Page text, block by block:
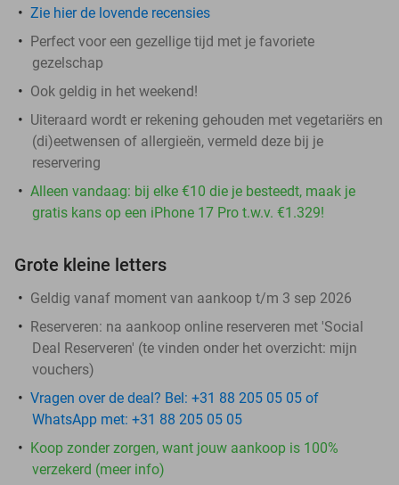
Zie hier de lovende recensies
Perfect voor een gezellige tijd met je favoriete
gezelschap
Ook geldig in het weekend!
Uiteraard wordt er rekening gehouden met vegetariërs en
(di)eetwensen of allergieën, vermeld deze bij je
reservering
Alleen vandaag: bij elke €10 die je besteedt, maak je
gratis kans op een iPhone 17 Pro t.w.v. €1.329!
Grote kleine letters
Geldig vanaf moment van aankoop t/m 3 sep 2026
Reserveren: na aankoop online reserveren met 'Social
Deal Reserveren' (te vinden onder het overzicht: mijn
vouchers)
Vragen over de deal? Bel: +31 88 205 05 05 of
WhatsApp met: +31 88 205 05 05
Koop zonder zorgen, want jouw aankoop is 100%
verzekerd (meer info)